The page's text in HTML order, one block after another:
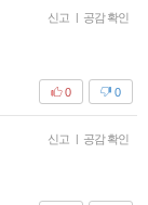
신고 | 공감 확인
0
0
신고 | 공감 확인